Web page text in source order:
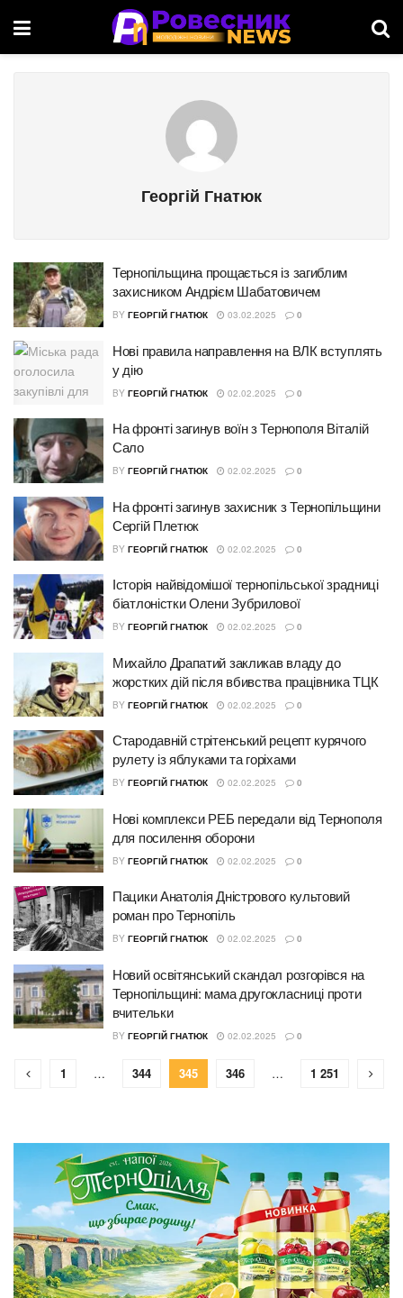
Георгій Гнатюк
Тернопільщина прощається із загиблим
захисником Андрієм Шабатовичем
BY ГЕОРГІЙ ГНАТЮК 03.02.2025 0
Нові правила направлення на ВЛК вступлять
у дію
BY ГЕОРГІЙ ГНАТЮК 02.02.2025 0
На фронті загинув воїн з Тернополя Віталій
Сало
BY ГЕОРГІЙ ГНАТЮК 02.02.2025 0
На фронті загинув захисник з Тернопільщини
Сергій Плетюк
BY ГЕОРГІЙ ГНАТЮК 02.02.2025 0
Історія найвідомішої тернопільської зрадниці
біатлоністки Олени Зубрилової
BY ГЕОРГІЙ ГНАТЮК 02.02.2025 0
Михайло Драпатий закликав владу до
жорстких дій після вбивства працівника ТЦК
BY ГЕОРГІЙ ГНАТЮК 02.02.2025 0
Стародавній стрітенський рецепт курячого
рулету із яблуками та горіхами
BY ГЕОРГІЙ ГНАТЮК 02.02.2025 0
Нові комплекси РЕБ передали від Тернополя
для посилення оборони
BY ГЕОРГІЙ ГНАТЮК 02.02.2025 0
Пацики Анатолія Дністрового культовий
роман про Тернопіль
BY ГЕОРГІЙ ГНАТЮК 02.02.2025 0
Новий освітянський скандал розгорівся на
Тернопільщині: мама другокласниці проти
вчительки
BY ГЕОРГІЙ ГНАТЮК 02.02.2025 0
1 … 344 345 346 … 1 251